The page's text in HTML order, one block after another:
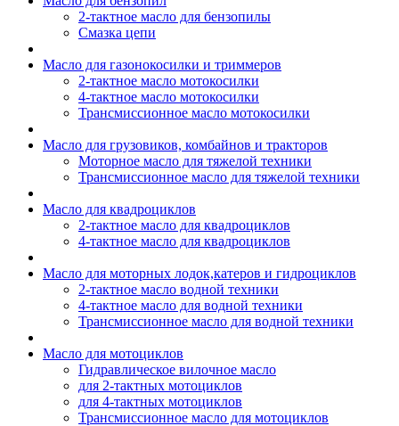
2-тактное масло для бензопилы
Cмазка цепи
Масло для газонокосилки и триммеров
2-тактное масло мотокосилки
4-тактное масло мотокосилки
Трансмиссионное масло мотокосилки
Масло для грузовиков, комбайнов и тракторов
Моторное масло для тяжелой техники
Трансмиссионное масло для тяжелой техники
Масло для квадроциклов
2-тактное масло для квадроциклов
4-тактное масло для квадроциклов
Масло для моторных лодок,катеров и гидроциклов
2-тактное масло водной техники
4-тактное масло для водной техники
Трансмиссионное масло для водной техники
Масло для мотоциклов
Гидравлическое вилочное масло
для 2-тактных мотоциклов
для 4-тактных мотоциклов
Трансмиссионное масло для мотоциклов